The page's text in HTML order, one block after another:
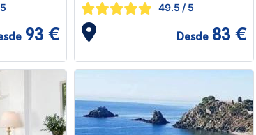
93 €
49.5 / 5
Desde 83 €